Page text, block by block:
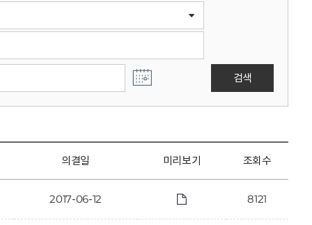
검색
의결일 미리보기 조회수
2017-06-12 8121